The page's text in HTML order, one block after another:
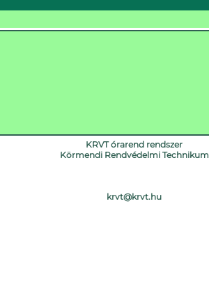
KRVT órarend rendszer
Körmendi Rendvédelmi Technikum
krvt@krvt.hu